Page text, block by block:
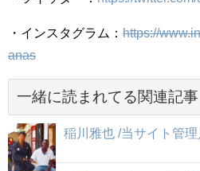
・インスタグラム： https://
anas
一緒に読まれてる関連記事
稲川雅也 /当サイト管